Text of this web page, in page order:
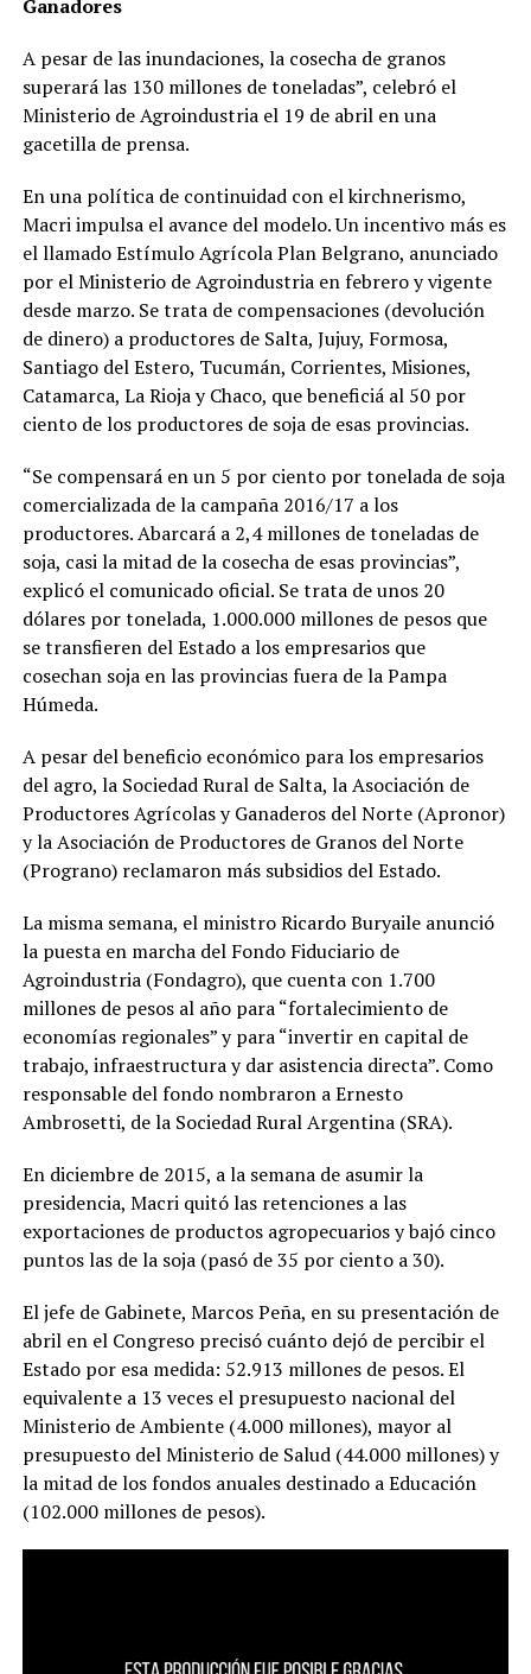
Ganadores
A pesar de las inundaciones, la cosecha de granos
superará las 130 millones de toneladas”, celebró el
Ministerio de Agroindustria el 19 de abril en una
gacetilla de prensa.
En una política de continuidad con el kirchnerismo,
Macri impulsa el avance del modelo. Un incentivo más es
el llamado Estímulo Agrícola Plan Belgrano, anunciado
por el Ministerio de Agroindustria en febrero y vigente
desde marzo. Se trata de compensaciones (devolución
de dinero) a productores de Salta, Jujuy, Formosa,
Santiago del Estero, Tucumán, Corrientes, Misiones,
Catamarca, La Rioja y Chaco, que beneficiá al 50 por
ciento de los productores de soja de esas provincias.
“Se compensará en un 5 por ciento por tonelada de soja
comercializada de la campaña 2016/17 a los
productores. Abarcará a 2,4 millones de toneladas de
soja, casi la mitad de la cosecha de esas provincias”,
explicó el comunicado oficial. Se trata de unos 20
dólares por tonelada, 1.000.000 millones de pesos que
se transfieren del Estado a los empresarios que
cosechan soja en las provincias fuera de la Pampa
Húmeda.
A pesar del beneficio económico para los empresarios
del agro, la Sociedad Rural de Salta, la Asociación de
Productores Agrícolas y Ganaderos del Norte (Apronor)
y la Asociación de Productores de Granos del Norte
(Prograno) reclamaron más subsidios del Estado.
La misma semana, el ministro Ricardo Buryaile anunció
la puesta en marcha del Fondo Fiduciario de
Agroindustria (Fondagro), que cuenta con 1.700
millones de pesos al año para “fortalecimiento de
economías regionales” y para “invertir en capital de
trabajo, infraestructura y dar asistencia directa”. Como
responsable del fondo nombraron a Ernesto
Ambrosetti, de la Sociedad Rural Argentina (SRA).
En diciembre de 2015, a la semana de asumir la
presidencia, Macri quitó las retenciones a las
exportaciones de productos agropecuarios y bajó cinco
puntos las de la soja (pasó de 35 por ciento a 30).
El jefe de Gabinete, Marcos Peña, en su presentación de
abril en el Congreso precisó cuánto dejó de percibir el
Estado por esa medida: 52.913 millones de pesos. El
equivalente a 13 veces el presupuesto nacional del
Ministerio de Ambiente (4.000 millones), mayor al
presupuesto del Ministerio de Salud (44.000 millones) y
la mitad de los fondos anuales destinado a Educación
(102.000 millones de pesos).